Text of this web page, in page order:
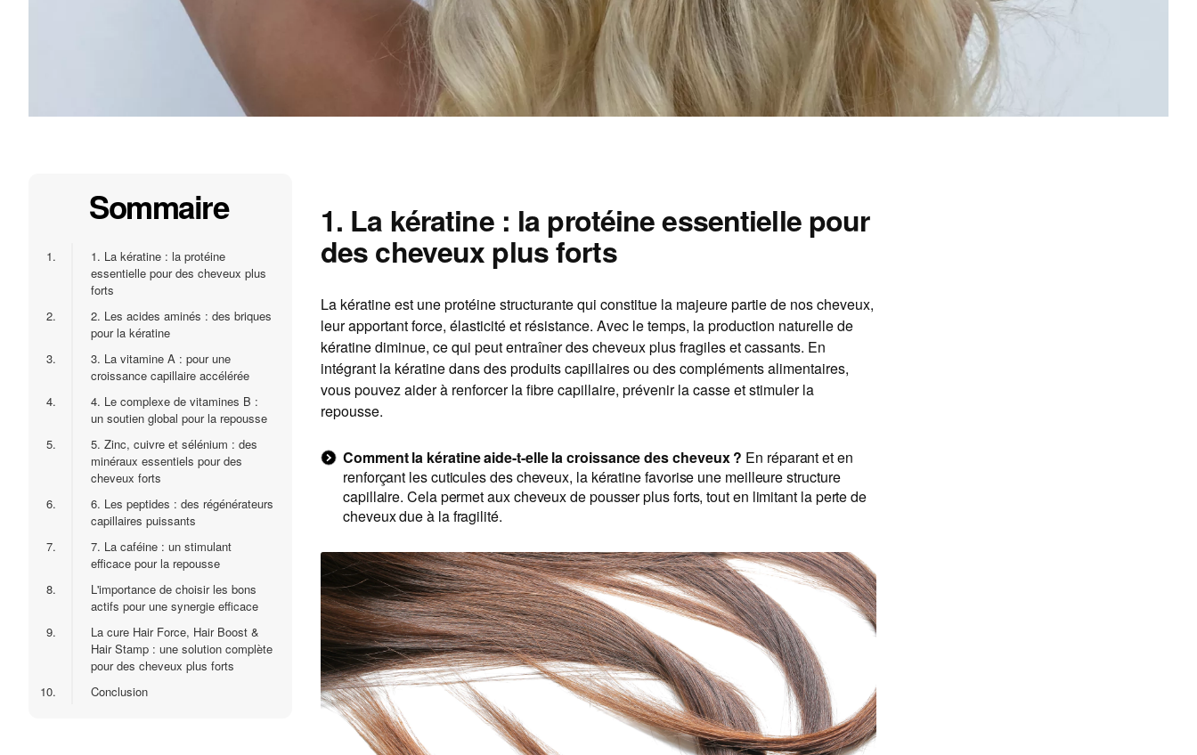
Sommaire
1.
1. La kératine : la protéine
essentielle pour des cheveux plus
forts
2.
2. Les acides aminés : des briques
pour la kératine
3.
3. La vitamine A : pour une
croissance capillaire accélérée
4.
4. Le complexe de vitamines B :
un soutien global pour la repousse
5.
5. Zinc, cuivre et sélénium : des
minéraux essentiels pour des
cheveux forts
6.
6. Les peptides : des régénérateurs
capillaires puissants
7.
7. La caféine : un stimulant
efficace pour la repousse
8.
L'importance de choisir les bons
actifs pour une synergie efficace
9.
La cure Hair Force, Hair Boost &
Hair Stamp : une solution complète
pour des cheveux plus forts
10.
Conclusion
1. La kératine : la protéine essentielle pour
des cheveux plus forts
La kératine est une protéine structurante qui constitue la majeure partie de nos cheveux,
leur apportant force, élasticité et résistance. Avec le temps, la production naturelle de
kératine diminue, ce qui peut entraîner des cheveux plus fragiles et cassants. En
intégrant la kératine dans des produits capillaires ou des compléments alimentaires,
vous pouvez aider à renforcer la fibre capillaire, prévenir la casse et stimuler la
repousse.
Comment la kératine aide-t-elle la croissance des cheveux ? En réparant et en
renforçant les cuticules des cheveux, la kératine favorise une meilleure structure
capillaire. Cela permet aux cheveux de pousser plus forts, tout en limitant la perte de
cheveux due à la fragilité.